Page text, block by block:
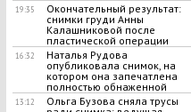
19:35
Окончательный результат:
снимки груди Анны
Калашниковой после
пластической операции
16:32
Наталья Рудова
опубликовала снимок, на
котором она запечатлена
полностью обнаженной
13:12
Ольга Бузова сняла трусы